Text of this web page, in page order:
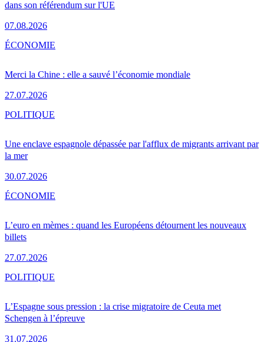
dans son référendum sur l'UE
07.08.2026
Merci la Chine : elle a sauvé l’économie mondiale
27.07.2026
ÉCONOMIE
Une enclave espagnole dépassée par l'afflux de migrants arrivant par
la mer
30.07.2026
POLITIQUE
L’euro en mèmes : quand les Européens détournent les nouveaux
billets
27.07.2026
ÉCONOMIE
L’Espagne sous pression : la crise migratoire de Ceuta met
Schengen à l’épreuve
31.07.2026
POLITIQUE